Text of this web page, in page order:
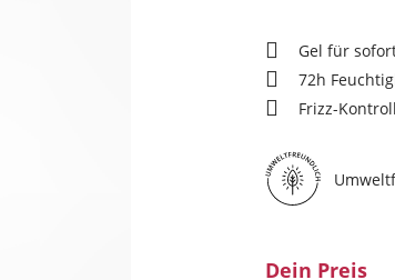
Gel für
72h
Frizz-
Dein Preis